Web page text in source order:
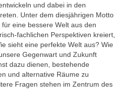
und dabei in den
Unter dem diesjährigen Motto
eine bessere Welt aus den
fachlichen Perspektiven kreiert,
sieht eine perfekte Welt aus? Wie
Gegenwart und Zukunft
dazu dienen, bestehende
und alternative Räume zu
Fragen stehen im Zentrum des